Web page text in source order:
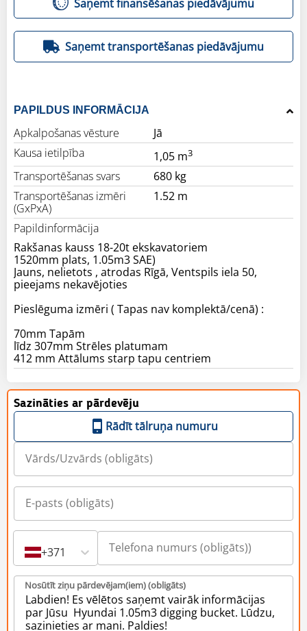
Saņemt finansēšanas piedāvājumu
Saņemt transportēšanas piedāvājumu
PAPILDUS INFORMĀCIJA
Apkalpošanas vēsture
Jā
Kausa ietilpība
1,05 m3
Transportēšanas svars
680 kg
Transportēšanas izmēri
(GxPxA)
1.52 m
Papildinformācija
Rakšanas kauss 18-20t ekskavatoriem
1520mm plats, 1.05m3 SAE)
Jauns, nelietots , atrodas Rīgā, Ventspils iela 50,
pieejams nekavējoties
Pieslēguma izmēri ( Tapas nav komplektā/cenā) :
70mm Tapām
līdz 307mm Strēles platumam
412 mm Attālums starp tapu centriem
Sazināties ar pārdevēju
Rādīt tālruņa numuru
+371
Nosūtīt ziņu pārdevējam(iem) (obligāts)